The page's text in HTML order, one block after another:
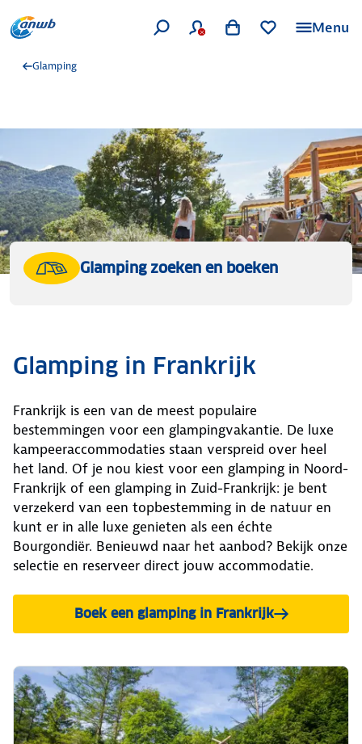
Menu
Glamping
Glamping zoeken en boeken
Glamping in Frankrijk
Frankrijk is een van de meest populaire
bestemmingen voor een glampingvakantie. De luxe
kampeeraccommodaties staan verspreid over heel
het land. Of je nou kiest voor een glamping in Noord-
Frankrijk of een glamping in Zuid-Frankrijk: je bent
verzekerd van een topbestemming in de natuur en
kunt er in alle luxe genieten als een échte
Bourgondiër. Benieuwd naar het aanbod? Bekijk onze
selectie en reserveer direct jouw accommodatie.
Boek een glamping in Frankrijk